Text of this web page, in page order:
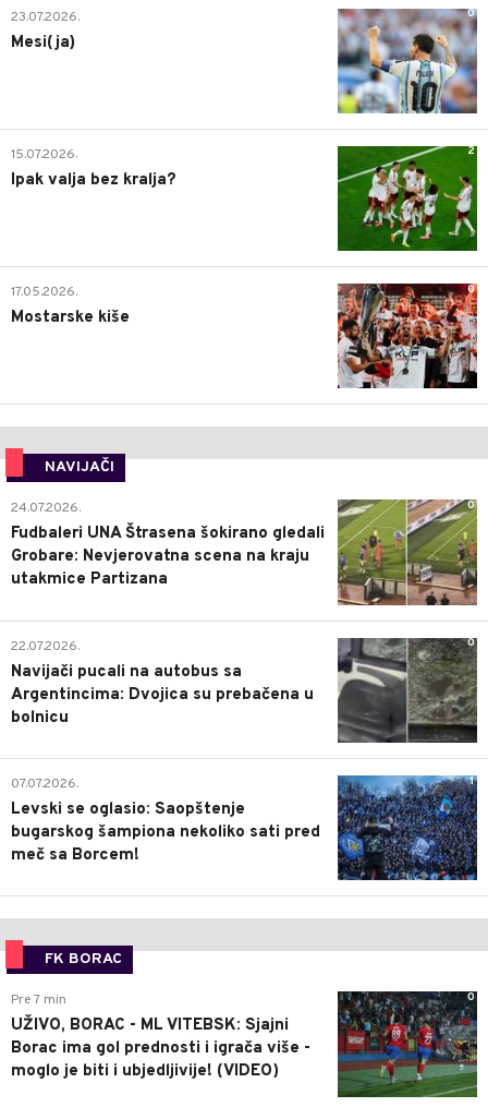
0
23.07.2026.
Mesi(ja)
2
15.07.2026.
Ipak valja bez kralja?
0
17.05.2026.
Mostarske kiše
NAVIJAČI
0
24.07.2026.
Fudbaleri UNA Štrasena šokirano gledali
Grobare: Nevjerovatna scena na kraju
utakmice Partizana
0
22.07.2026.
Navijači pucali na autobus sa
Argentincima: Dvojica su prebačena u
bolnicu
1
07.07.2026.
Levski se oglasio: Saopštenje
bugarskog šampiona nekoliko sati pred
meč sa Borcem!
FK BORAC
0
Pre 7 min
UŽIVO, BORAC - ML VITEBSK: Sjajni
Borac ima gol prednosti i igrača više -
moglo je biti i ubjedljivije! (VIDEO)